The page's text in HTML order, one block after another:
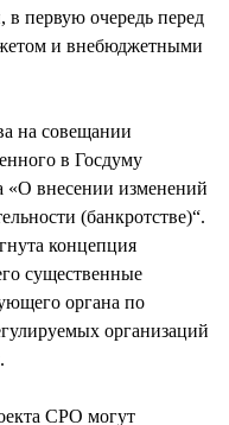
в первую очередь перед
и внебюджетными
на совещании
в Госдуму
«О внесении изменений
(банкротстве)“.
концепция
существенные
органа по
организаций
СРО могут